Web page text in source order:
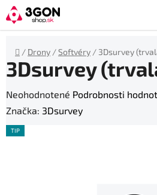
Prejsť
na
obsah
Domov
/ Drony /Softvéry / 3Dsurvey
3Dsurvey
Priemerné
hodnotenie
produktu
Neohodnotené Podrobnosti
Značka: 3Dsurvey
TIP